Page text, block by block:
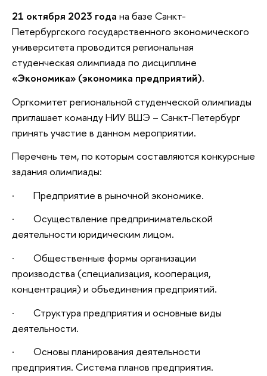
21 октября 2023 года на базе Санкт-
Петербургского государственного экономического
университета проводится региональная
студенческая олимпиада по дисциплине
«Экономика» (экономика предприятий).
Оргкомитет региональной студенческой олимпиады
приглашает команду НИУ ВШЭ – Санкт-Петербург
принять участие в данном мероприятии.
Перечень тем, по которым составляются конкурсные
задания олимпиады:
· Предприятие в рыночной экономике.
· Осуществление предпринимательской
деятельности юридическим лицом.
· Общественные формы организации
производства (специализация, кооперация,
концентрация) и объединения предприятий.
· Структура предприятия и основные виды
деятельности.
· Основы планирования деятельности
предприятия. Система планов предприятия.